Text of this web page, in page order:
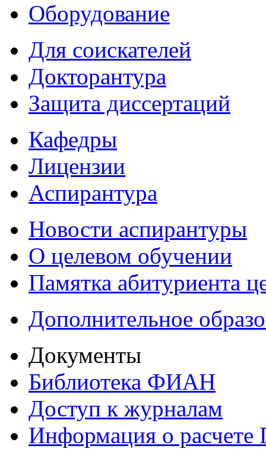
Оборудование
Для соискателей
Докторантура
Защита диссертаций
Кафедры
Лицензии
Аспирантура
Новости аспирантуры
О целевом обучении
Памятка абитуриента
Дополнительное
Документы
Библиотека ФИАН
Доступ к журналам
Информация о